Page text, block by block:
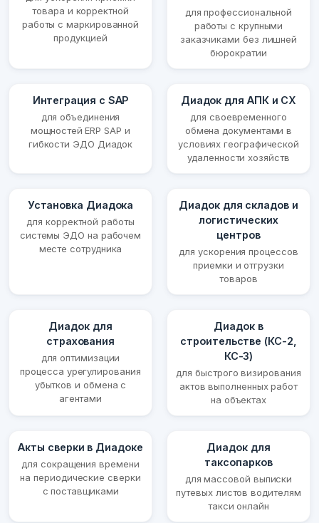
товара и корректной
работы с маркированной
продукцией
для профессиональной
работы с крупными
заказчиками без лишней
бюрократии
Интеграция с SAP
для объединения
мощностей ERP SAP и
гибкости ЭДО Диадок
Диадок для АПК и СХ
для своевременного
обмена документами в
условиях географической
удаленности хозяйств
Установка Диадока
для корректной работы
системы ЭДО на рабочем
месте сотрудника
Диадок для складов и
логистических
центров
для ускорения процессов
приемки и отгрузки
товаров
Диадок для
страхования
для оптимизации
процесса урегулирования
убытков и обмена с
агентами
Диадок в
строительстве (КС-2,
КС-3)
для быстрого визирования
актов выполненных работ
на объектах
Акты сверки в Диадоке
для сокращения времени
на периодические сверки
с поставщиками
Диадок для
таксопарков
для массовой выписки
путевых листов водителям
такси онлайн